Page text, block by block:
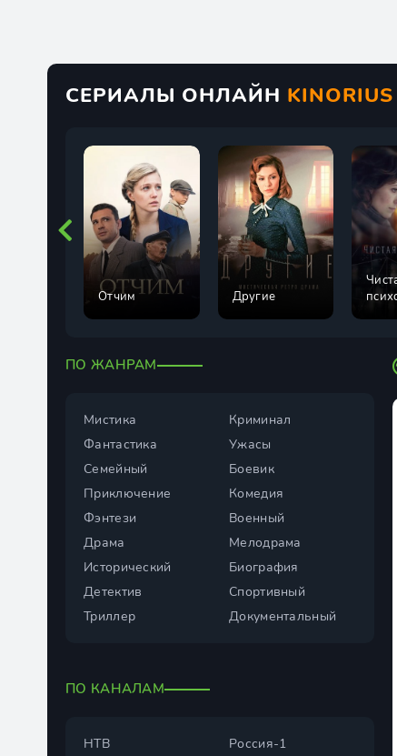
СЕРИАЛЫ ОНЛАЙН KINORIUS
Отчим Другие
ПО ЖАНРАМ
Мистика
Криминал
Фантастика
Ужасы
Семейный
Боевик
Приключение
Комедия
Фэнтези
Военный
Драма
Мелодрама
Исторический
Биография
Детектив
Спортивный
Триллер
Документальный
ПО КАНАЛАМ
НТВ
Россия-1